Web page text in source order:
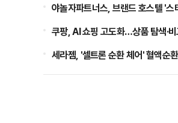
야놀자파트너스, 브랜드 호스텔 '스
쿠팡, AI 쇼핑 고도화…상품 탐색·
세라젬, '셀트론 순환 체어' 혈액순